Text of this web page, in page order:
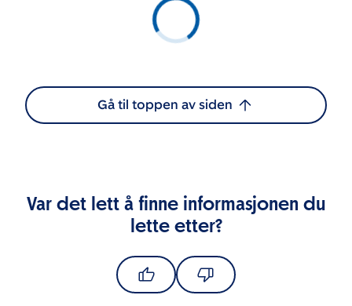
Gå til toppen av siden
Var det lett å finne informasjonen du
lette etter?